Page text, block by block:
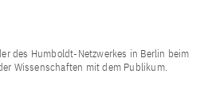
des Humboldt-Netzwerkes in Berlin beim
Wissenschaften mit dem Publikum.